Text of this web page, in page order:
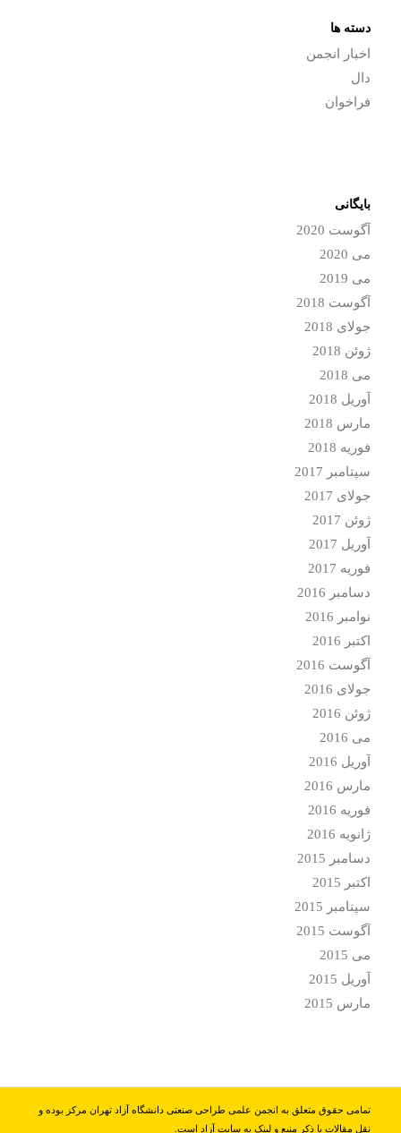
دسته ها
اخبار انجمن
دال
فراخوان
بایگانی
آگوست 2020
می 2020
می 2019
آگوست 2018
جولای 2018
ژوئن 2018
می 2018
آوریل 2018
مارس 2018
فوریه 2018
سپتامبر 2017
جولای 2017
ژوئن 2017
آوریل 2017
فوریه 2017
دسامبر 2016
نوامبر 2016
اکتبر 2016
آگوست 2016
جولای 2016
ژوئن 2016
می 2016
آوریل 2016
مارس 2016
فوریه 2016
ژانویه 2016
دسامبر 2015
اکتبر 2015
سپتامبر 2015
آگوست 2015
می 2015
آوریل 2015
مارس 2015
تمامی حقوق متعلق به انجمن علمی طراحی صنعتی دانشگاه آزاد تهران مرکز بوده و
نقل مقالات با ذکر منبع و لینک به سایت آزاد است.